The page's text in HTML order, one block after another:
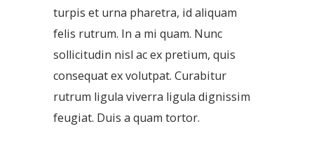
turpis et urna pharetra, id aliquam
felis rutrum. In a mi quam. Nunc
sollicitudin nisl ac ex pretium, quis
consequat ex volutpat. Curabitur
rutrum ligula viverra ligula dignissim
feugiat. Duis a quam tortor.